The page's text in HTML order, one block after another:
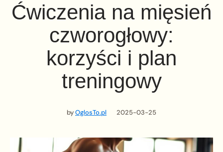
Ćwiczenia na mięsień
czworogłowy:
korzyści i plan
treningowy
byOglosTo.pl 2025-03-25